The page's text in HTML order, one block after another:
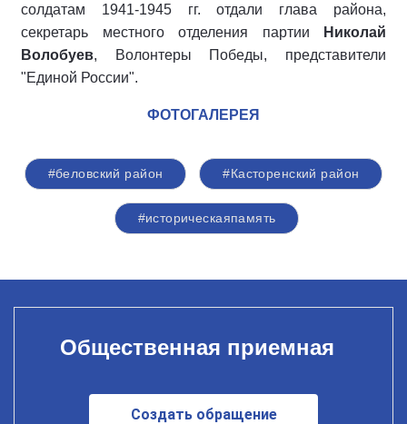
солдатам 1941-1945 гг. отдали глава района,
секретарь местного отделения партии
Николай
Волобуев, Волонтеры Победы, представители
"Единой России".
ФОТОГАЛЕРЕЯ
#беловский район #Касторенский район
#историческаяпамять
Общественная приемная
Создать обращение